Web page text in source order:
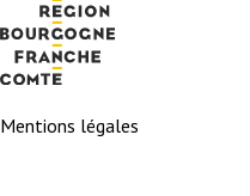
Mentions légales